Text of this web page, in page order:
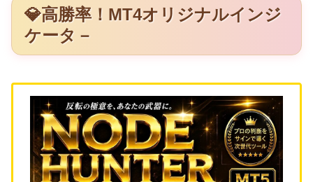
💎高勝率！MT4オリジナルインジ
ケータ－